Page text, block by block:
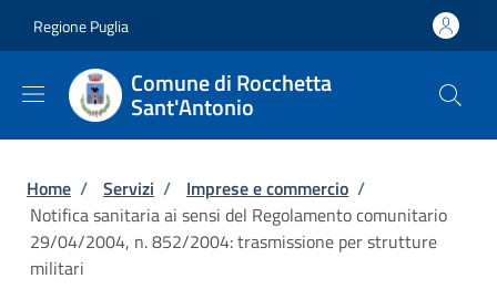
Regione Puglia
Comune di Rocchetta
Sant'Antonio
Briciole di pane
Home / Servizi / Imprese e commercio /
Notifica sanitaria ai sensi del Regolamento comunitario
29/04/2004, n. 852/2004: trasmissione per strutture
militari